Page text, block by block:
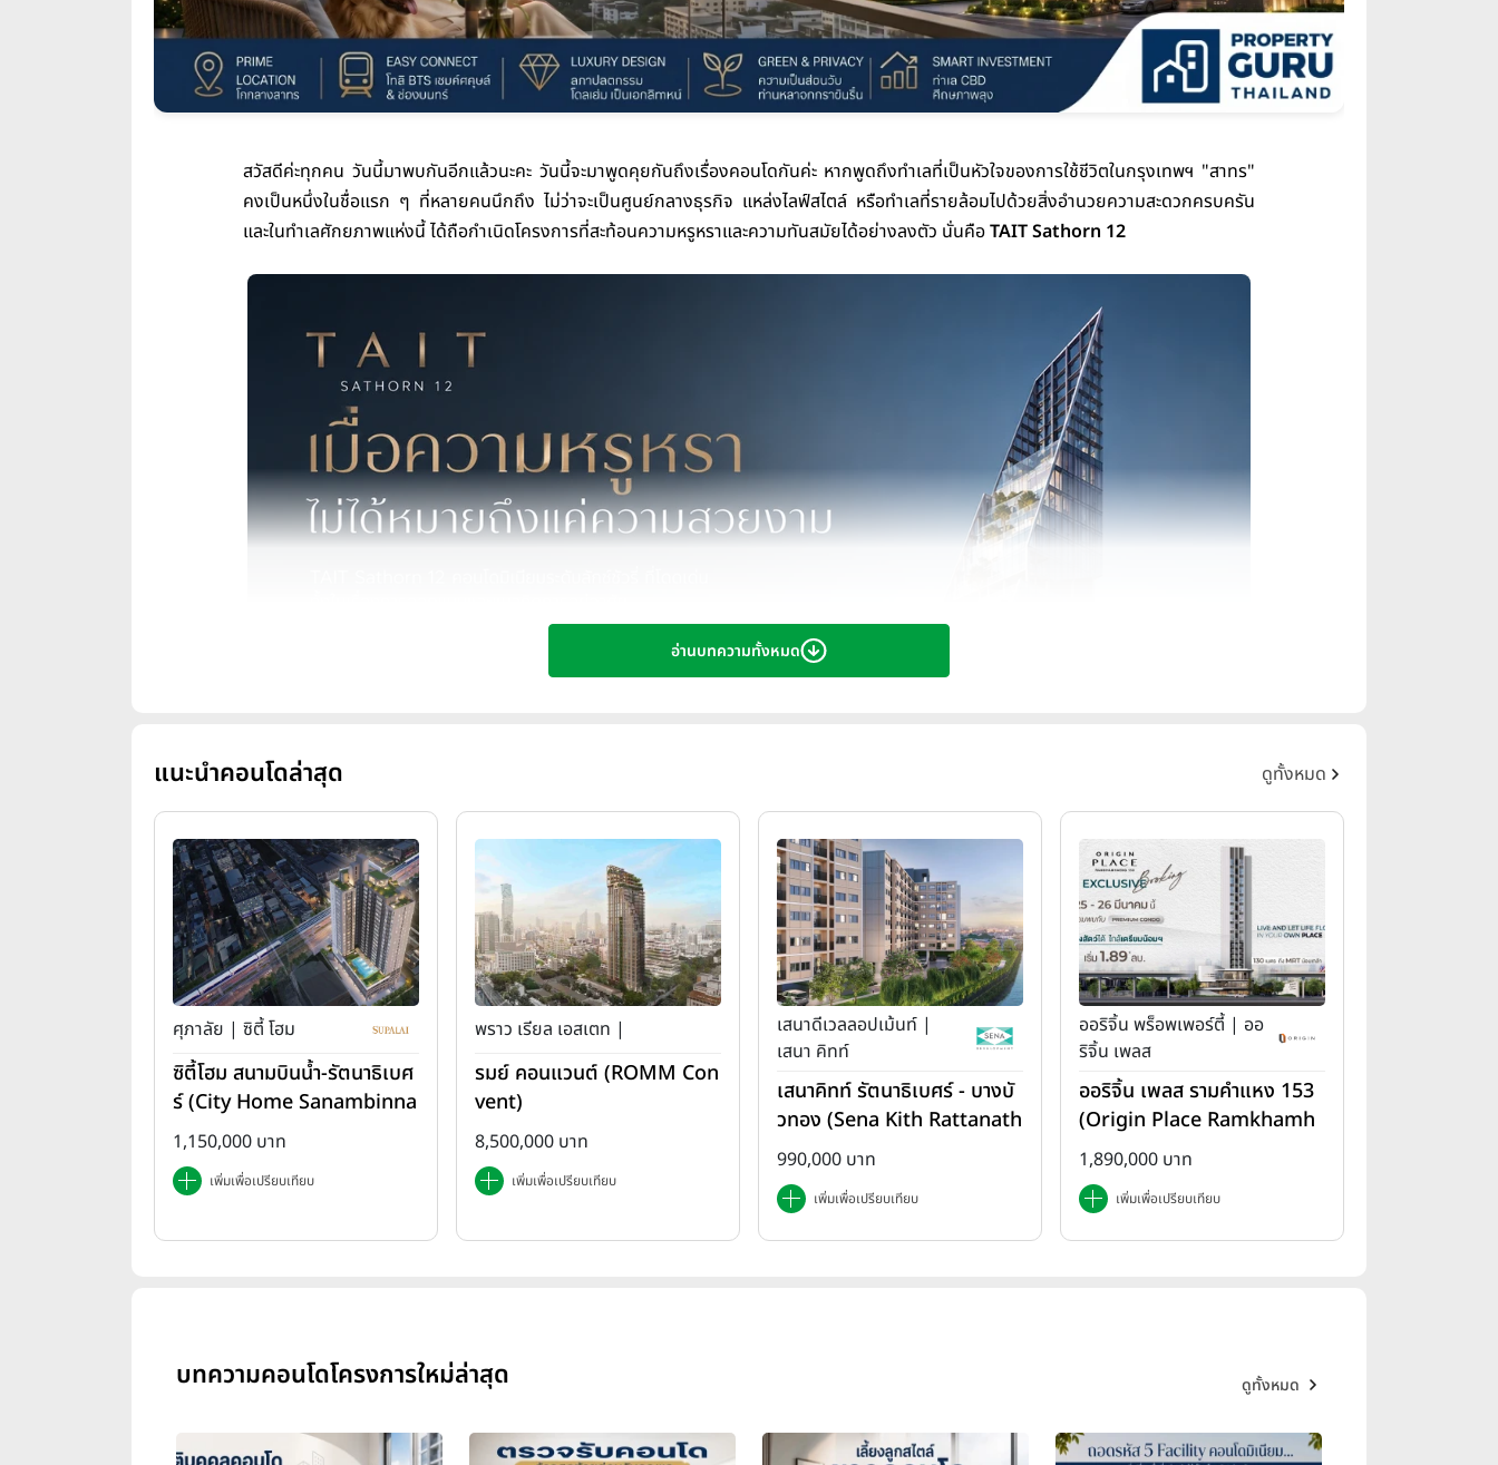
สวัสดีค่ะทุกคน วันนี้มาพบกันอีกแล้วนะคะ วันนี้จะมาพูดคุยกันถึงเรื่องคอนโดกันค่ะ หากพูดถึงทำเลที่เป็นหัวใจของการใช้ชีวิตในกรุงเทพฯ "สาทร"
คงเป็นหนึ่งในชื่อแรก ๆ ที่หลายคนนึกถึง ไม่ว่าจะเป็นศูนย์กลางธุรกิจ แหล่งไลฟ์สไตล์ หรือทำเลที่รายล้อมไปด้วยสิ่งอำนวยความสะดวกครบครัน
และในทำเลศักยภาพแห่งนี้ ได้ถือกำเนิดโครงการที่สะท้อนความหรูหราและความทันสมัยได้อย่างลงตัว นั่นคือTAIT Sathorn 12
TAIT Sathorn 12 เป็นคอนโดมิเนียมระดับลักซ์ชัวรี่ที่โดดเด่นทั้งในเรื่องการออกแบบและแนวคิดการอยู่อาศัย ตัวอาคารถูกออกแบบด้วย
สถาปัตยกรรมร่วมสมัยที่ผสานความเรียบหรูเข้ากับฟังก์ชันการใช้งานอย่างลงตัว ทุกพื้นที่ถูกคิดมาอย่างพิถีพิถันเพื่อรองรับการใช้ชีวิตของคน
เมืองที่ต้องการทั้งความสะดวกสบายและความเป็นส่วนตัว
อ่านบทความทั้งหมด
แนะนำคอนโดล่าสุด ดูทั้งหมด
ศุภาลัย | ซิตี้ โฮม
ซิตี้โฮม สนามบินน้ำ-รัตนาธิเบศ
ร์ (City Home Sanambinna
m-Rattanathibet)
1,150,000 บาท
เพิ่มเพื่อเปรียบเทียบ
พราว เรียล เอสเตท |
รมย์ คอนแวนต์ (ROMM Con
vent)
8,500,000 บาท
เพิ่มเพื่อเปรียบเทียบ
เสนาดีเวลลอปเม้นท์ |
เสนา คิทท์
เสนาคิทท์ รัตนาธิเบศร์ - บางบั
วทอง (Sena Kith Rattanath
ibet - Bangbuathong)
990,000 บาท
เพิ่มเพื่อเปรียบเทียบ
ออริจิ้น พร็อพเพอร์ตี้ | ออ
ริจิ้น เพลส
ออริจิ้น เพลส รามคำแหง 153
(Origin Place Ramkhamh
aeng 153)
1,890,000 บาท
เพิ่มเพื่อเปรียบเทียบ
บทความคอนโดโครงการใหม่ล่าสุด ดูทั้งหมด